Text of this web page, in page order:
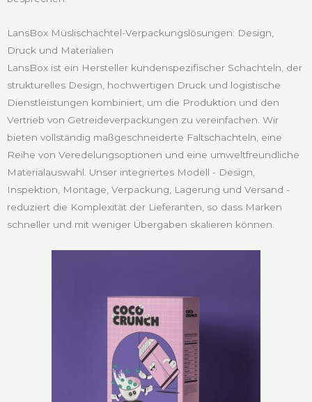
LansBox Müslischachtel-Verpackungslösungen: Design,
Druck und Materialien
LansBox ist ein Hersteller kundenspezifischer Schachteln, der
strukturelles Design, hochwertigen Druck und logistische
Dienstleistungen kombiniert, um die Produktion und den
Vertrieb von Getreideverpackungen zu vereinfachen. Wir
bieten vollständig maßgeschneiderte Faltschachteln, eine
Reihe von Veredelungsoptionen und eine umweltfreundliche
Materialauswahl. Unser integriertes Modell - Design,
Inspektion, Montage, Verpackung, Lagerung und Versand -
reduziert die Komplexität der Lieferanten, so dass Marken
schneller und mit weniger Übergaben skalieren können.